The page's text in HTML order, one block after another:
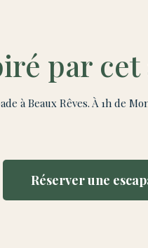
par
à Beaux Rêves. À 1h de
Réserver une